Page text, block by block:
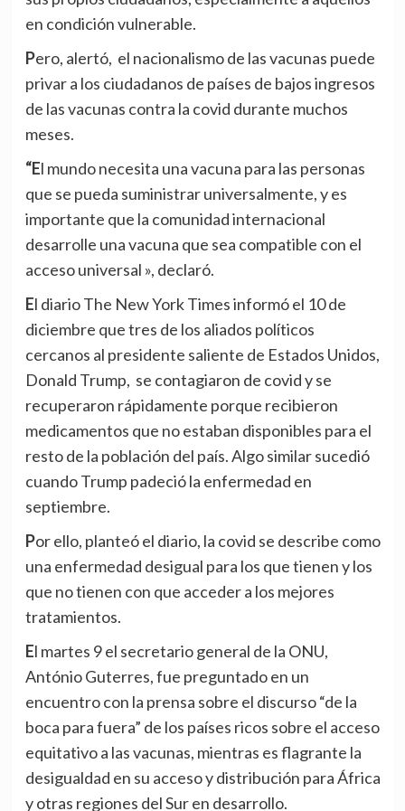
en condición vulnerable.
Pero, alertó, el nacionalismo de las vacunas puede
privar a los ciudadanos de países de bajos ingresos
de las vacunas contra la covid durante muchos
meses.
“El mundo necesita una vacuna para las personas
que se pueda suministrar universalmente, y es
importante que la comunidad internacional
desarrolle una vacuna que sea compatible con el
acceso universal », declaró.
El diario The New York Times informó el 10 de
diciembre que tres de los aliados políticos
cercanos al presidente saliente de Estados Unidos,
Donald Trump, se contagiaron de covid y se
recuperaron rápidamente porque recibieron
medicamentos que no estaban disponibles para el
resto de la población del país. Algo similar sucedió
cuando Trump padeció la enfermedad en
septiembre.
Por ello, planteó el diario, la covid se describe como
una enfermedad desigual para los que tienen y los
que no tienen con que acceder a los mejores
tratamientos.
El martes 9 el secretario general de la ONU,
António Guterres, fue preguntado en un
encuentro con la prensa sobre el discurso “de la
boca para fuera” de los países ricos sobre el acceso
equitativo a las vacunas, mientras es flagrante la
desigualdad en su acceso y distribución para África
y otras regiones del Sur en desarrollo.